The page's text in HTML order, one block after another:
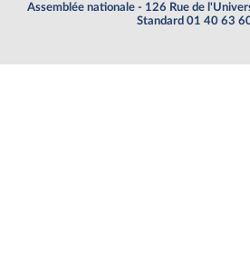
Assemblée nationale - 126 Rue de
Standard 01 40 63